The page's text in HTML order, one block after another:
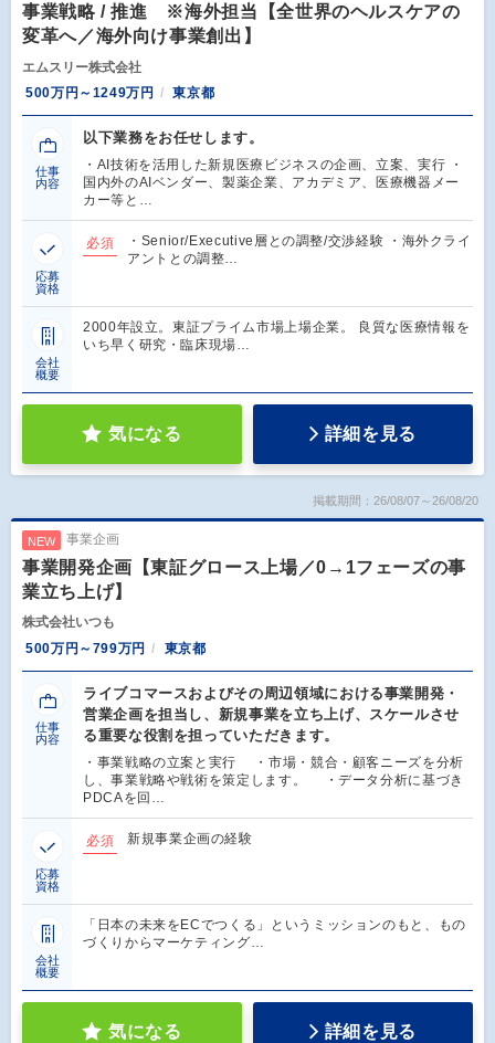
事業戦略 / 推進 ※海外担当【全世界のヘルスケアの
変革へ／海外向け事業創出】
エムスリー株式会社
500万円～1249万円
東京都
仕事
内容
以下業務をお任せします。
・AI技術を活用した新規医療ビジネスの企画、立案、実行 ・
国内外のAIベンダー、製薬企業、アカデミア、医療機器メー
カー等と…
応募
資格
必須
・Senior/Executive層との調整/交渉経験 ・海外クライ
アントとの調整…
会社
概要
2000年設立。東証プライム市場上場企業。 良質な医療情報を
いち早く研究・臨床現場…
気になる 詳細を見る
掲載期間：26/08/07～26/08/20
NEW 事業企画
事業開発企画【東証グロース上場／0→1フェーズの事
業立ち上げ】
株式会社いつも
500万円～799万円
東京都
仕事
内容
ライブコマースおよびその周辺領域における事業開発・
営業企画を担当し、新規事業を立ち上げ、スケールさせ
る重要な役割を担っていただきます。
・事業戦略の立案と実行 ・市場・競合・顧客ニーズを分析
し、事業戦略や戦術を策定します。 ・データ分析に基づき
PDCAを回…
応募
資格
必須 新規事業企画の経験
会社
概要
「日本の未来をECでつくる」というミッションのもと、もの
づくりからマーケティング…
気になる 詳細を見る